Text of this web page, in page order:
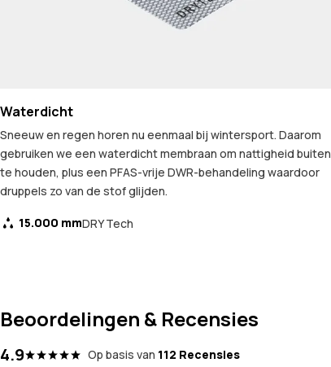
Waterdicht
Sneeuw en regen horen nu eenmaal bij wintersport. Daarom
gebruiken we een waterdicht membraan om nattigheid buiten
te houden, plus een PFAS-vrije DWR-behandeling waardoor
druppels zo van de stof glijden.
15.000 mmDRY Tech
Beoordelingen & Recensies
4.9 Op basis van 112 Recensies